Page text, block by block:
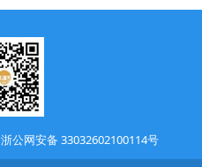
浙公网安备 33032602100114号